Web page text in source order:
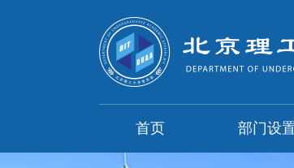
首页 部门设